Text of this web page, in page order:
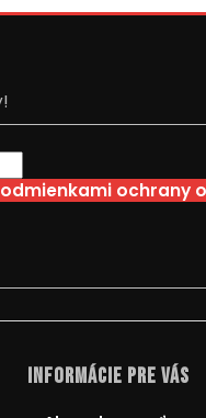
ochrany
Informácie pre Vás